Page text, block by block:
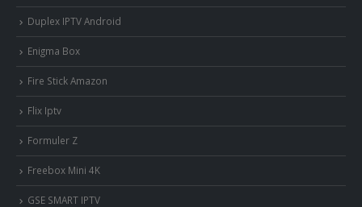
Duplex IPTV Android
Enigma Box
Fire Stick Amazon
Flix Iptv
Formuler Z
Freebox Mini 4K
‎GSE SMART IPTV